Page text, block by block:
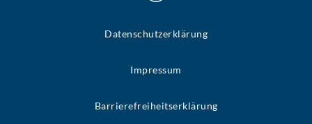
Datenschutzerklärung
Impressum
Barrierefreiheitserklärung